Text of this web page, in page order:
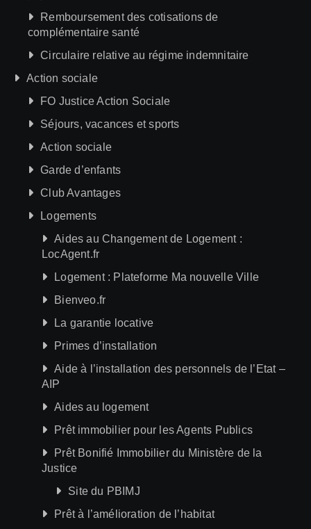
Remboursement des cotisations de
complémentaire santé
Circulaire relative au régime indemnitaire
Action sociale
FO Justice Action Sociale
Séjours, vacances et sports
Action sociale
Garde d’enfants
Club Avantages
Logements
Aides au Changement de Logement :
LocAgent.fr
Logement : Plateforme Ma nouvelle Ville
Bienveo.fr
La garantie locative
Primes d’installation
Aide à l’installation des personnels de l’Etat –
AIP
Aides au logement
Prêt immobilier pour les Agents Publics
Prêt Bonifié Immobilier du Ministère de la
Justice
Site du PBIMJ
Prêt à l’amélioration de l’habitat